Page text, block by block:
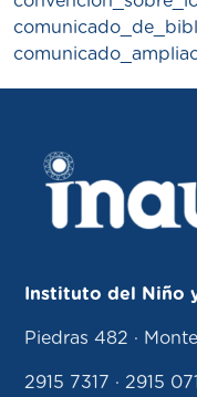
Instituto del Niño
Piedras 482 ·
2915 7317 · 2915